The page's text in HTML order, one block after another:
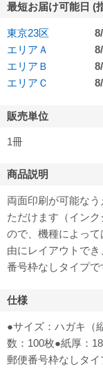
最短お届け可能日 (
東京23区
エリアＡ
エリアＢ
エリアＣ
販売単位
1冊
商品説明
両面印刷が可能な
ただけます（イン
ので、機種によっ
由にレイアウトで
番号枠なしタイプで
仕様
●サイズ：ハガキ（
数：100枚●紙厚：
郵便番号枠なしタイ